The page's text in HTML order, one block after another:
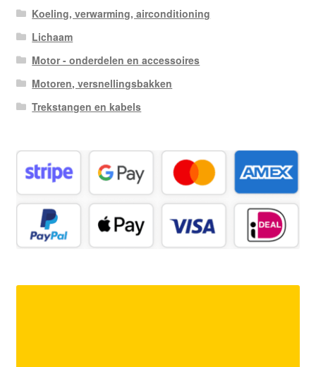
Koeling, verwarming, airconditioning
Lichaam
Motor - onderdelen en accessoires
Motoren, versnellingsbakken
Trekstangen en kabels